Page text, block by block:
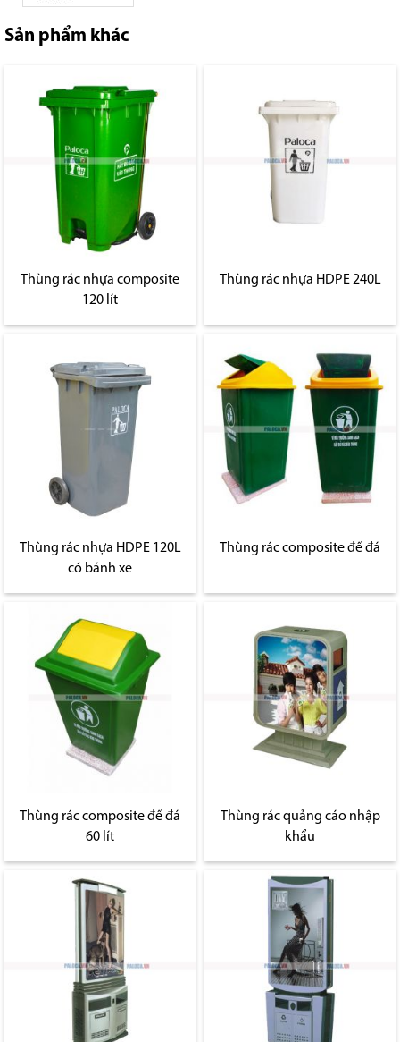
Sản phẩm khác
Thùng rác nhựa composite
120 lít
Thùng rác nhựa HDPE 240L
Thùng rác nhựa HDPE 120L
có bánh xe
Thùng rác composite đế đá
Thùng rác composite đế đá
60 lít
Thùng rác quảng cáo nhập
khẩu